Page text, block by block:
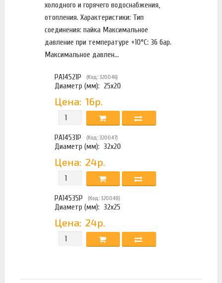
холодного и горячего водоснабжения,
отопления. Характеристики: Тип
соединения: пайка Максимальное
давление при температуре +10°С: 36 бар.
Максимальное давлен...
PA14521P (Код: 320046)
Диаметр (мм): 25x20
Цена: 16р.
PA14531P (Код: 320047)
Диаметр (мм): 32x20
Цена: 24р.
PA14535P (Код: 320048)
Диаметр (мм): 32x25
Цена: 24р.